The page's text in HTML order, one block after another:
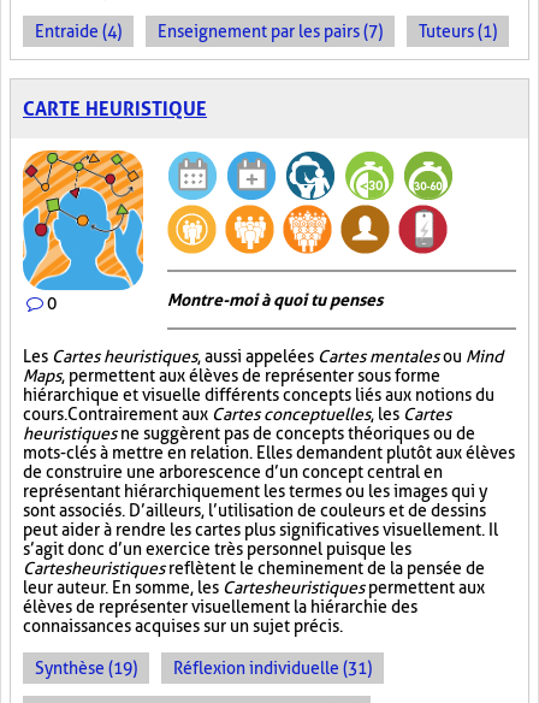
Entraide (4) Enseignement par les pairs (7) Tuteurs (1)
CARTE HEURISTIQUE
0 Montre-moi à quoi tu penses
Les Cartes heuristiques, aussi appelées Cartes mentalesou Mind
Maps, permettent aux élèves de représenter sous forme
hiérarchique et visuelle différents concepts liés aux notions du
cours. Contrairement aux Cartes conceptuelles, les Cartes
heuristiquesne suggèrent pas de concepts théoriques ou de
mots-clés à mettre en relation. Elles demandent plutôt aux élèves
de construire une arborescence d’un concept central en
représentant hiérarchiquement les termes ou les images qui y
sont associés. D’ailleurs, l’utilisation de couleurs et de dessins
peut aider à rendre les cartes plus significatives visuellement. Il
s’agit donc d’un exercice très personnel puisque les
Cartes heuristiquesreflètent le cheminement de la pensée de
leur auteur. En somme, les Cartes heuristiquespermettent aux
élèves de représenter visuellement la hiérarchie des
connaissances acquises sur un sujet précis.
Synthèse (19) Réflexion individuelle (31)